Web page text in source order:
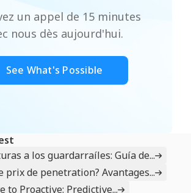
un appel de 15 minutes
nous dès aujourd'hui.
See What's Possible
a los guardarraíles: Guía de...
prix de penetration? Avantages...
to Proactive: Predictive...